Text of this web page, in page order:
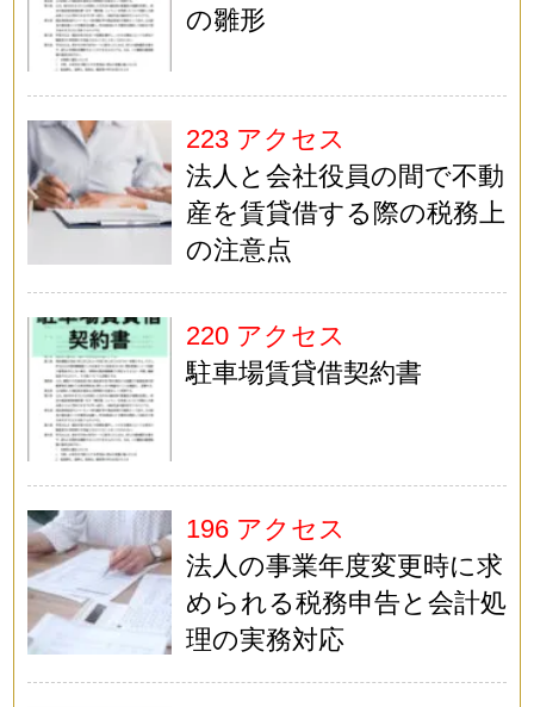
の雛形
223 アクセス
法人と会社役員の間で不動
産を賃貸借する際の税務上
の注意点
220 アクセス
駐車場賃貸借契約書
196 アクセス
法人の事業年度変更時に求
められる税務申告と会計処
理の実務対応